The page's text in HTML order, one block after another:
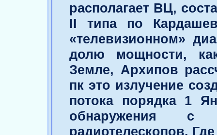
располагает ВЦ,
II типа по
«телевизионном»
долю мощности,
Земле, Архипов
пк это излучение
потока порядка 1
обнаружения с
радиотелескопов.